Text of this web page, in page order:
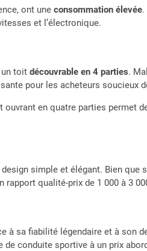
ont uneconsommation élevée.
et l’électronique.
un toitdécouvrable en 4 parties.
pour les acheteurs soucieux
en quatre parties permet
simple et élégant. Bien
qualité-prix de 1 000 à 3
à sa fiabilité légendaire et à son
de conduite sportive à un prix